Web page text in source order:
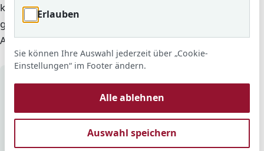
können hier Bücher und Lektüren entdecken,
gemeinsam spielen, in Ruhe arbeiten oder PC-
Arbeitsplätze für Referate und Recherchen nutzen.
Auf einen Blick
Was gibt es dort?
Bücher, Lektüren, Brettspiele und
Gemeinschaftsspiele.
Erlauben
Sie können Ihre Auswahl jederzeit über „Cookie-
Einstellungen“ im Footer ändern.
Alle ablehnen
Auswahl speichern